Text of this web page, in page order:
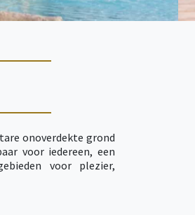
onoverdekte grond
voor iedereen, een
voor plezier,
dorp in de
in het hart van de
kastelen en